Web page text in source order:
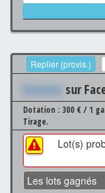
Replier (provis.)
Xxxxxxx sur
Dotation : 300 € / 1
Tirage.
Lot(s)
Les lots gagnés